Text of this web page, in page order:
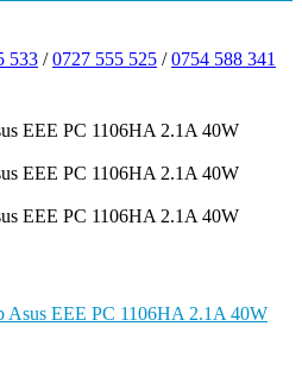
533 /0727 555 525 /0754 588 341
Asus EEE PC 1106HA 2.1A 40W